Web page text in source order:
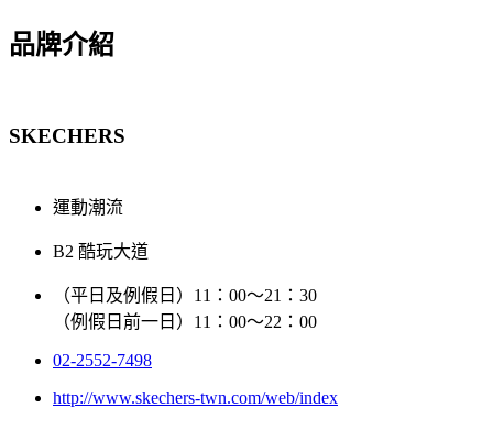
品牌介紹
SKECHERS
運動潮流
B2 酷玩大道
（平日及例假日）11：00～21：30
（例假日前一日）11：00～22：00
02-2552-7498
http://www.skechers-twn.com/web/index